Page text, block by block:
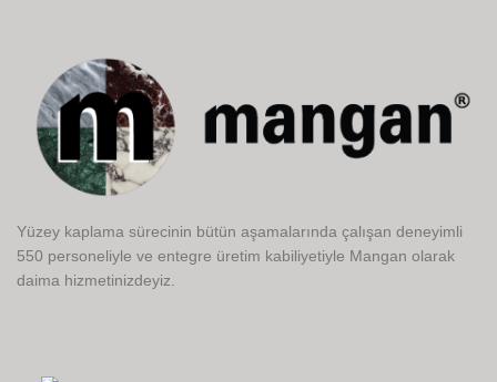
Yüzey kaplama sürecinin bütün aşamalarında çalışan deneyimli
550 personeliyle ve entegre üretim kabiliyetiyle Mangan olarak
daima hizmetinizdeyiz.